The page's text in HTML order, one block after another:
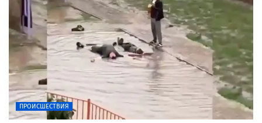
ПРОИСШЕСТВИЯ